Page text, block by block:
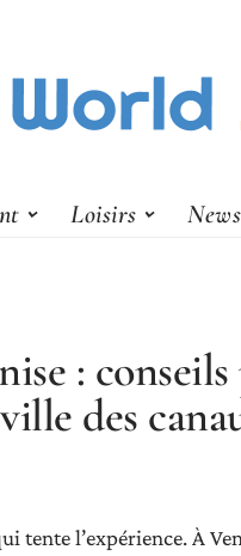
Loisirs News
:
des
tente l’expérience. À